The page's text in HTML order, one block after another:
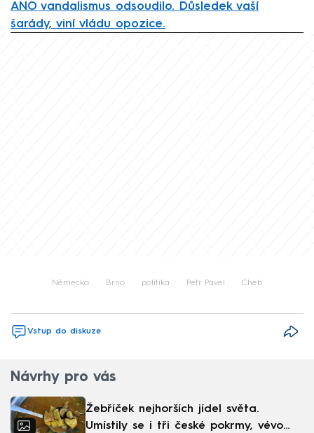
ANO vandalismus odsoudilo. Důsledek vaší
šarády, viní vládu opozice.
Německo Brno politika Petr Pavel Cheb
Vstup do diskuze
Návrhy pro vás
Žebříček nejhorších jídel světa.
Umístily se i tři české pokrmy, vévodí